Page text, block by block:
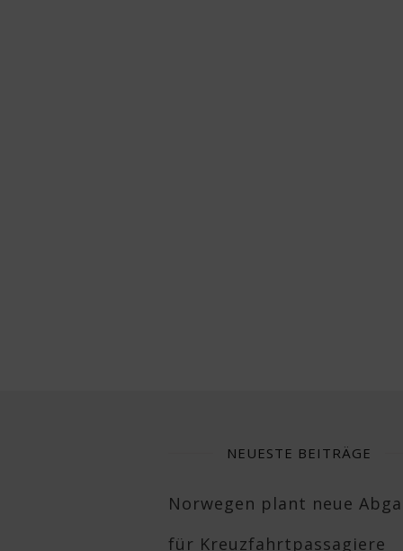
NEUESTE BEITRÄGE
Norwegen plant neue
für Kreuzfahrtpassagiere